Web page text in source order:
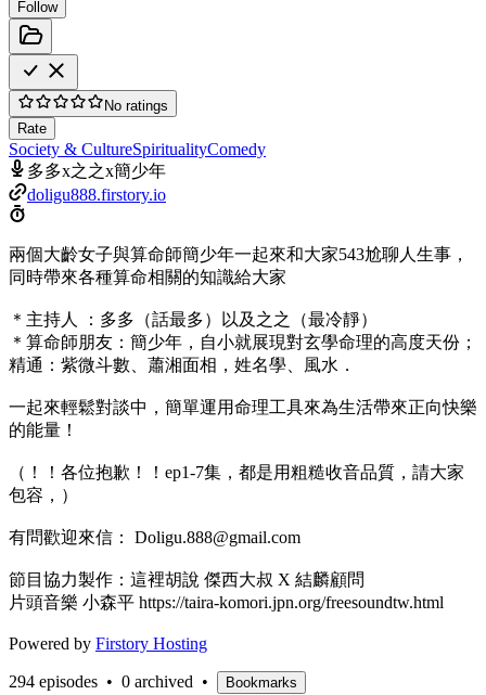
Follow
No ratings
Rate
Society & CultureSpiritualityComedy
多多x之之x簡少年
doligu888.firstory.io
兩個大齡女子與算命師簡少年一起來和大家543尬聊人生事，
同時帶來各種算命相關的知識給大家
＊主持人 ：多多（話最多）以及之之（最冷靜）
＊算命師朋友：簡少年，自小就展現對玄學命理的高度天份；
精通：紫微斗數、蕭湘面相，姓名學、風水．
一起來輕鬆對談中，簡單運用命理工具來為生活帶來正向快樂
的能量！
（！！各位抱歉！！ep1-7集，都是用粗糙收音品質，請大家
包容，）
有問歡迎來信： Doligu.888@gmail.com
節目協力製作：這裡胡說 傑西大叔 X 結麟顧問
片頭音樂 小森平 https://taira-komori.jpn.org/freesoundtw.html
Powered by Firstory Hosting
294 episodes • 0 archived • Bookmarks